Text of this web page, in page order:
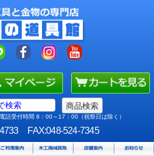
話受付時間 8：00～17：00（祝祭日は除く）
FAX:048-524-7345